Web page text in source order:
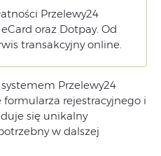
Przelewy24
oraz Dotpay. Od
transakcyjny online.
Przelewy24
rejestracyjnego i
się unikalny
w dalszej